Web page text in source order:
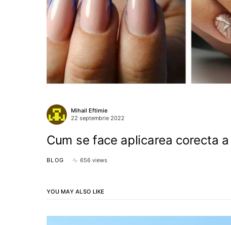
Mihail Eftimie
22 septembrie 2022
Cum se face aplicarea corecta
BLOG 656 views
YOU MAY ALSO LIKE